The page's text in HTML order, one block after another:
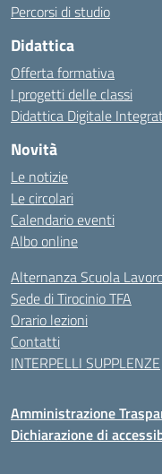
Percorsi di studio
Didattica
Offerta formativa
I progetti delle classi
Didattica Digitale
Novità
Le notizie
Le circolari
Calendario eventi
Albo online
Alternanza Scuola
Sede di Tirocinio TFA
Orario lezioni
Contatti
INTERPELLI SUPPLENZE
Amministrazione
Dichiarazione di